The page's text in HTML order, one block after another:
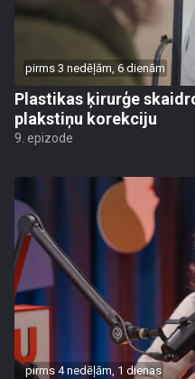
pirms 3 nedēļām, 6 dienām
Plastikas ķirurģe
plakstiņu korekciju
9. epizode
pirms 4 nedēļām, 1 dienas